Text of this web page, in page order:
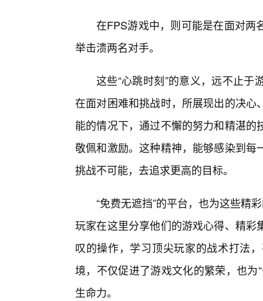
在FPS游戏中，则可能是在面对两
举击溃两名对手。
这些“心跳时刻”的意义，远不止
在面对困难和挑战时，所展现出的决
能的情况下，通过不懈的努力和精湛
敬佩和激励。这种精神，能够感染到
挑战不可能，去追求更高的目标。
“免费无遮挡”的平台，也为这些精
玩家在这里分享他们的游戏心得、精
叹的操作，学习顶尖玩家的战术打法
境，不仅促进了游戏文化的繁荣，也
生命力。